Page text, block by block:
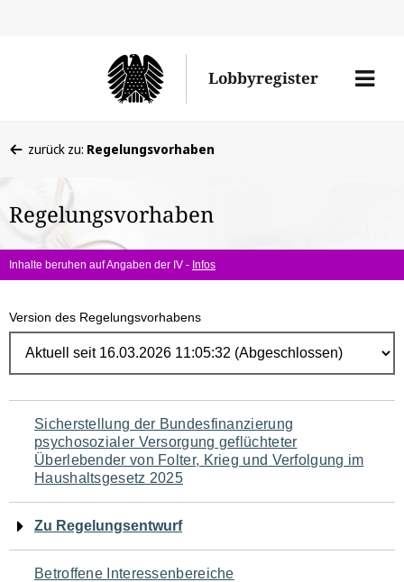
Lobbyregister
Menü
befinden
hier:
zurück zu: Regelungsvorhaben
Regelungsvorhaben
Inhalte beruhen auf Angaben der IV - Infos
Version des Regelungsvorhabens
Navigation
für
den
Seiteninhalt
Sicherstellung der Bundesfinanzierung
psychosozialer Versorgung geflüchteter
Überlebender von Folter, Krieg und Verfolgung im
Haushaltsgesetz 2025
Zu Regelungsentwurf
Betroffene Interessenbereiche